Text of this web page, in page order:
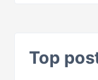
Top